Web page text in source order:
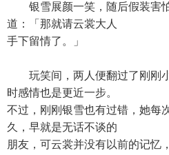
银雪展颜一笑，随后假装害
道：「那就请云裳大人
手下留情了。」
玩笑间，两人便翻过了刚刚小
时感情也是更近一步。
不过，刚刚银雪也有过错，她每
久，早就是无话不谈的
朋友，可云裳并没有以前的记忆